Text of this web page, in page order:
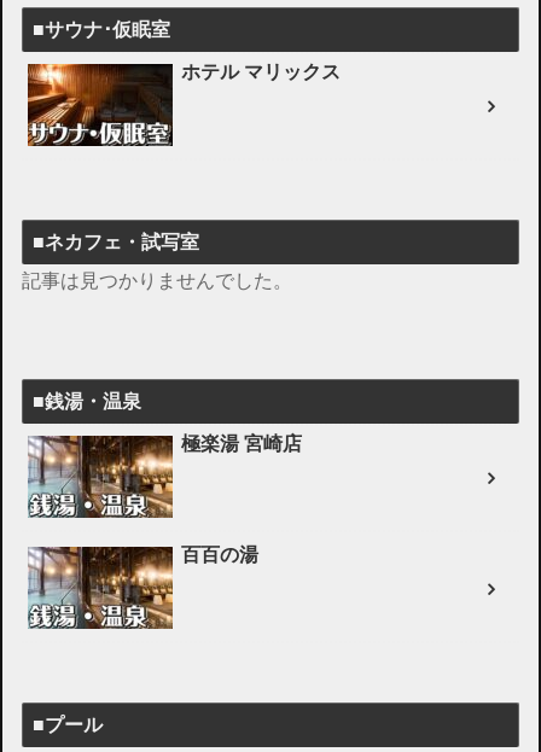
■サウナ･仮眠室
ホテル マリックス
■ネカフェ・試写室
記事は見つかりませんでした。
■銭湯・温泉
極楽湯 宮崎店
百百の湯
■プール